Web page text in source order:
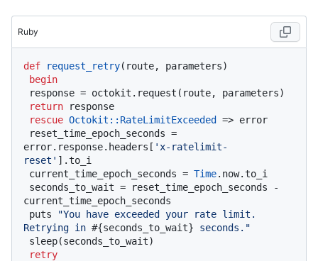
Ruby
def request_retry( route, parameters)
begin
return response
rescue Octokit : :RateLimitExceeded
=> error
error.response.headers[ 'x-ratelimit-
reset' ].to_i
current_time_epoch_seconds = Time.now.to_i
current_time_epoch_seconds
puts
"You have exceeded your rate limit.
Retrying in #{seconds_to_wait} seconds."
retry